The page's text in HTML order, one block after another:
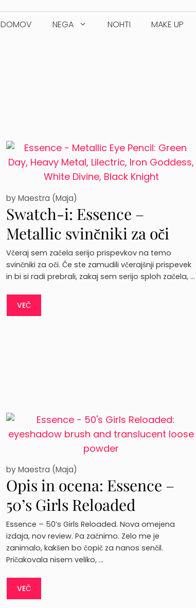
DOMOV NEGA NOHTI MAKE UP
Swatch-i: Essence –
Metallic svinčniki za oči
byMaestra (Maja)
Včeraj sem začela serijo prispevkov na temo
svinčniki za oči. Če ste zamudili včerajšnji prispevek
in bi si radi prebrali, zakaj sem serijo sploh začela, …
VEČ
Opis in ocena: Essence –
50’s Girls Reloaded
byMaestra (Maja)
Essence – 50’s Girls Reloaded. Nova omejena
izdaja, nov review. Pa začnimo. Zelo me je
zanimalo, kakšen bo čopič za nanos senčil.
Pričakovala nisem veliko, …
VEČ